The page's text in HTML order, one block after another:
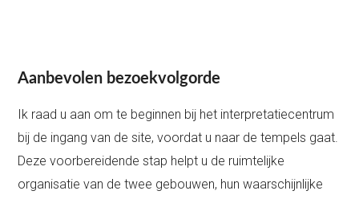
Aanbevolen bezoekvolgorde
Ik raad u aan om te beginnen bij het interpretatiecentrum
bij de ingang van de site, voordat u naar de tempels gaat.
Deze voorbereidende stap helpt u de ruimtelijke
organisatie van de twee gebouwen, hun waarschijnlijke